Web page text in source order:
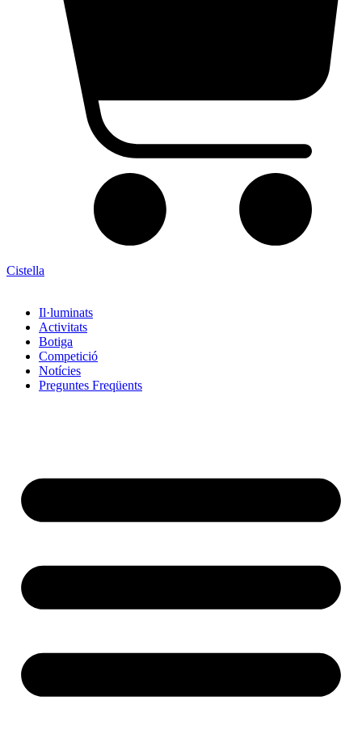
Cistella
Il·luminats
Activitats
Botiga
Competició
Notícies
Preguntes Freqüents